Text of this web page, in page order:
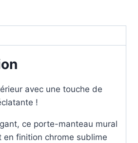
avec une touche de
!
ce porte-manteau mural
en finition chrome sublime